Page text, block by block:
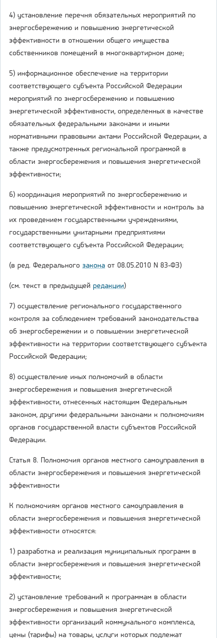
4) установление перечня обязательных мероприятий по
энергосбережению и повышению энергетической
эффективности в отношении общего имущества
собственников помещений в многоквартирном доме;
5) информационное обеспечение на территории
соответствующего субъекта Российской Федерации
мероприятий по энергосбережению и повышению
энергетической эффективности, определенных в качестве
обязательных федеральными законами и иными
нормативными правовыми актами Российской Федерации, а
также предусмотренных региональной программой в
области энергосбережения и повышения энергетической
эффективности;
6) координация мероприятий по энергосбережению и
повышению энергетической эффективности и контроль за
их проведением государственными учреждениями,
государственными унитарными предприятиями
соответствующего субъекта Российской Федерации;
(в ред. Федерального закона от 08.05.2010 N 83-ФЗ)
(см. текст в предыдущей редакции)
7) осуществление регионального государственного
контроля за соблюдением требований законодательства
об энергосбережении и о повышении энергетической
эффективности на территории соответствующего субъекта
Российской Федерации;
8) осуществление иных полномочий в области
энергосбережения и повышения энергетической
эффективности, отнесенных настоящим Федеральным
законом, другими федеральными законами к полномочиям
органов государственной власти субъектов Российской
Федерации.
Статья 8. Полномочия органов местного самоуправления в
области энергосбережения и повышения энергетической
эффективности
К полномочиям органов местного самоуправления в
области энергосбережения и повышения энергетической
эффективности относятся:
1) разработка и реализация муниципальных программ в
области энергосбережения и повышения энергетической
эффективности;
2) установление требований к программам в области
энергосбережения и повышения энергетической
эффективности организаций коммунального комплекса,
цены (тарифы) на товары, услуги которых подлежат